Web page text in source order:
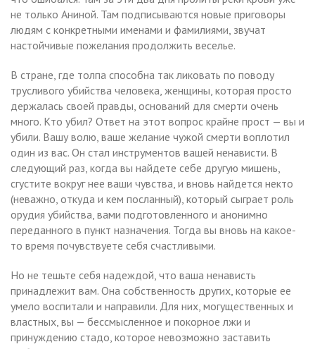
не только Аниной. Там подписываются новые приговоры
людям с конкретными именами и фамилиями, звучат
настойчивые пожелания продолжить веселье.
В стране, где толпа способна так ликовать по поводу
трусливого убийства человека, женщины, которая просто
держалась своей правды, оснований для смерти очень
много. Кто убил? Ответ на этот вопрос крайне прост — вы и
убили. Вашу волю, ваше желание чужой смерти воплотил
один из вас. Он стал инструментов вашей ненависти. В
следующий раз, когда вы найдете себе другую мишень,
сгустите вокруг нее ваши чувства, и вновь найдется некто
(неважно, откуда и кем посланный), который сыграет роль
орудия убийства, вами подготовленного и анонимно
переданного в пункт назначения. Тогда вы вновь на какое-
то время почувствуете себя счастливыми.
Но не тешьте себя надеждой, что ваша ненависть
принадлежит вам. Она собственность других, которые ее
умело воспитали и направили. Для них, могущественных и
властных, вы — бессмысленное и покорное лжи и
принуждению стадо, которое невозможно заставить